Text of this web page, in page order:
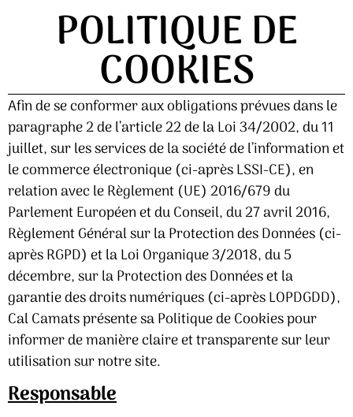
POLITIQUE DE
COOKIES
Afin de se conformer aux obligations prévues dans le
paragraphe 2 de l’article 22 de la Loi 34/2002, du 11
juillet, sur les services de la société de l’information et
le commerce électronique (ci-après LSSI-CE), en
relation avec le Règlement (UE) 2016/679 du
Parlement Européen et du Conseil, du 27 avril 2016,
Règlement Général sur la Protection des Données (ci-
après RGPD) et la Loi Organique 3/2018, du 5
décembre, sur la Protection des Données et la
garantie des droits numériques (ci-après LOPDGDD),
Cal Camats présente sa Politique de Cookies pour
informer de manière claire et transparente sur leur
utilisation sur notre site.
Responsable